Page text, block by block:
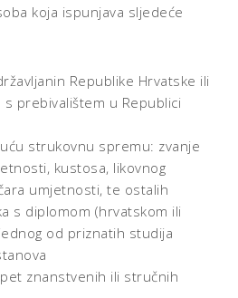
koja ispunjava sljedeće
Republike Hrvatske ili
prebivalištem u Republici
strukovnu spremu: zvanje
kustosa, likovnog
umjetnosti, te ostalih
s diplomom (hrvatskom ili
od priznatih studija
znanstvenih ili stručnih